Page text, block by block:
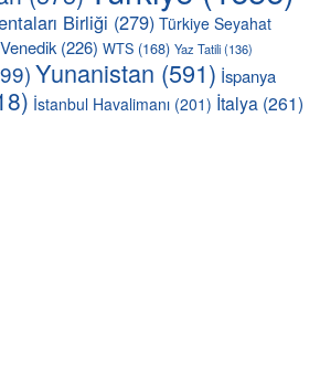
Birliği (279) Türkiye Seyahat
Venedik (226) WTS (168) Yaz Tatili(136)
Yunanistan (591) İspanya
İstanbul Havalimanı (201) İtalya (261)